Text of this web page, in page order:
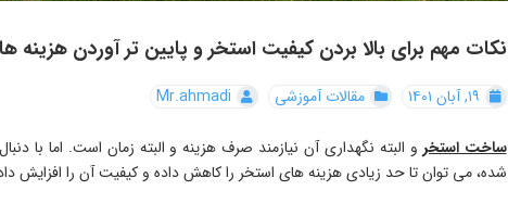
نکات مهم برای بالا بردن کیفیت استخر و پایین تر آوردن
مقالات آموزشی
ساخت استخر و البته نگهداری آن نیازمند صرف هزینه و البته زمان است. اما با
شده، می توان تا حد زیادی هزینه های استخر را کاهش داده و کیفیت آن را افزایش